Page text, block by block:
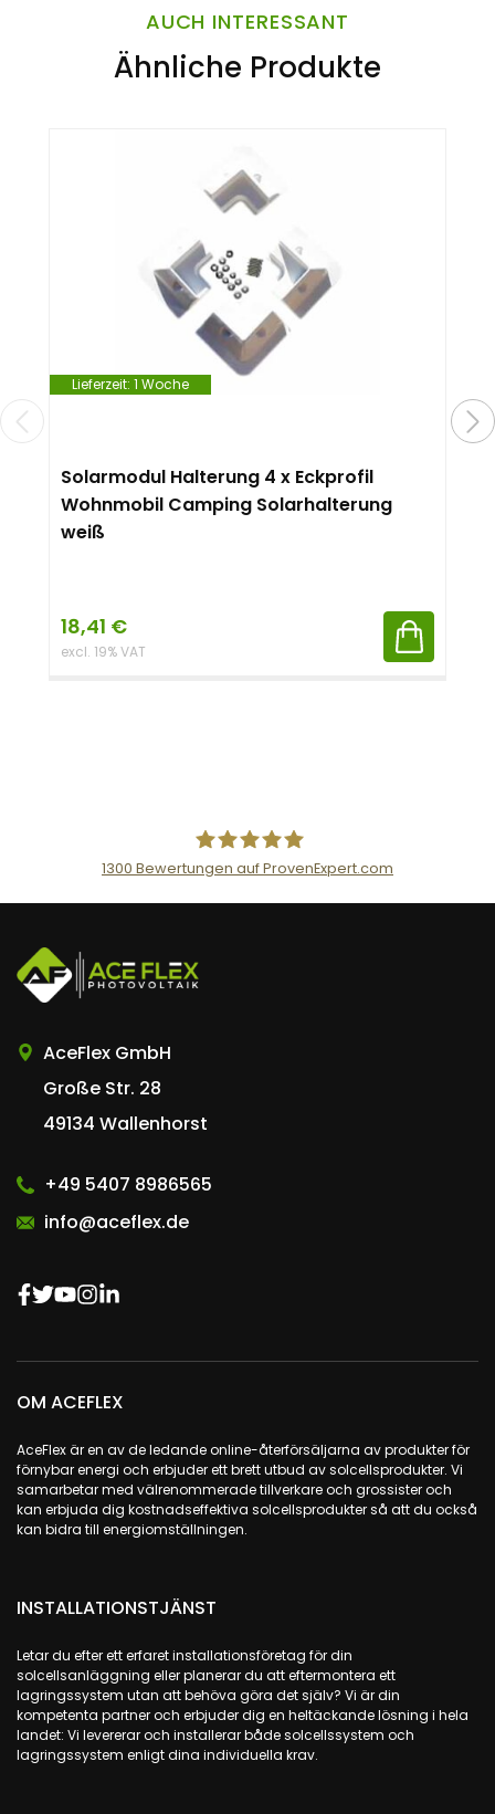
AUCH INTERESSANT
Ähnliche Produkte
Lieferzeit: 1 Woche
Solarmodul Halterung 4 x Eckprofil
Wohnmobil Camping Solarhalterung
weiß
18,41 €
excl. 19% VAT
AceFlex GmbH
1300 Bewertungen auf ProvenExpert.com
AceFlex GmbH
Große Str. 28
49134 Wallenhorst
+49 5407 8986565
info@aceflex.de
OM ACEFLEX
AceFlex är en av de ledande online-återförsäljarna av produkter för
förnybar energi och erbjuder ett brett utbud av solcellsprodukter. Vi
samarbetar med välrenommerade tillverkare och grossister och
kan erbjuda dig kostnadseffektiva solcellsprodukter så att du också
kan bidra till energiomställningen.
INSTALLATIONSTJÄNST
Letar du efter ett erfaret installationsföretag för din
solcellsanläggning eller planerar du att eftermontera ett
lagringssystem utan att behöva göra det själv? Vi är din
kompetenta partner och erbjuder dig en heltäckande lösning i hela
landet: Vi levererar och installerar både solcellssystem och
lagringssystem enligt dina individuella krav.